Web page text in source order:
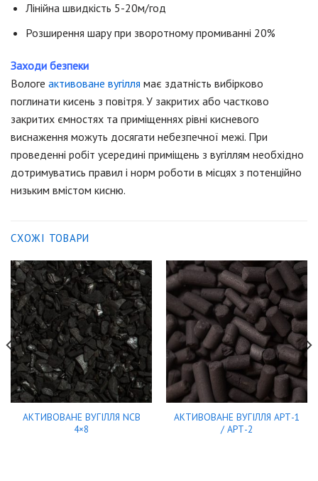
Лінійна швидкість 5-20м/год
Розширення шару при зворотному промиванні 20%
Заходи безпеки
Вологе активоване вугілля має здатність вибірково
поглинати кисень з повітря. У закритих або частково
закритих ємностях та приміщеннях рівні кисневого
виснаження можуть досягати небезпечної межі. При
проведенні робіт усередині приміщень з вугіллям необхідно
дотримуватись правил і норм роботи в місцях з потенційно
низьким вмістом кисню.
СХОЖІ ТОВАРИ
АКТИВОВАНЕ ВУГІЛЛЯ NCB
4×8
АКТИВОВАНЕ ВУГІЛЛЯ АРТ-1
/ АРТ-2